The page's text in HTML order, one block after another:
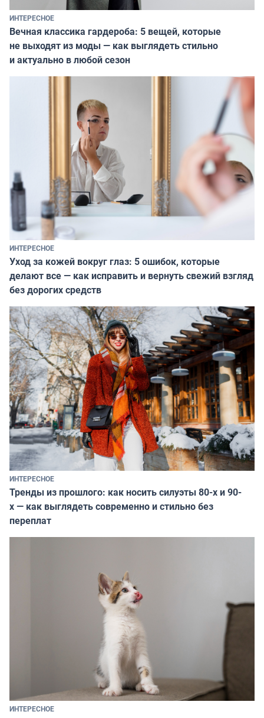
ИНТЕРЕСНОЕ
Вечная классика гардероба: 5 вещей, которые
не выходят из моды — как выглядеть стильно
и актуально в любой сезон
ИНТЕРЕСНОЕ
Уход за кожей вокруг глаз: 5 ошибок, которые
делают все — как исправить и вернуть свежий взгляд
без дорогих средств
ИНТЕРЕСНОЕ
Тренды из прошлого: как носить силуэты 80-х и 90-
х — как выглядеть современно и стильно без
переплат
ИНТЕРЕСНОЕ